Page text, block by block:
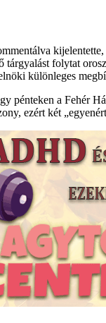
tárgyalást folytat
különleges
pénteken a Fehér
ezért két